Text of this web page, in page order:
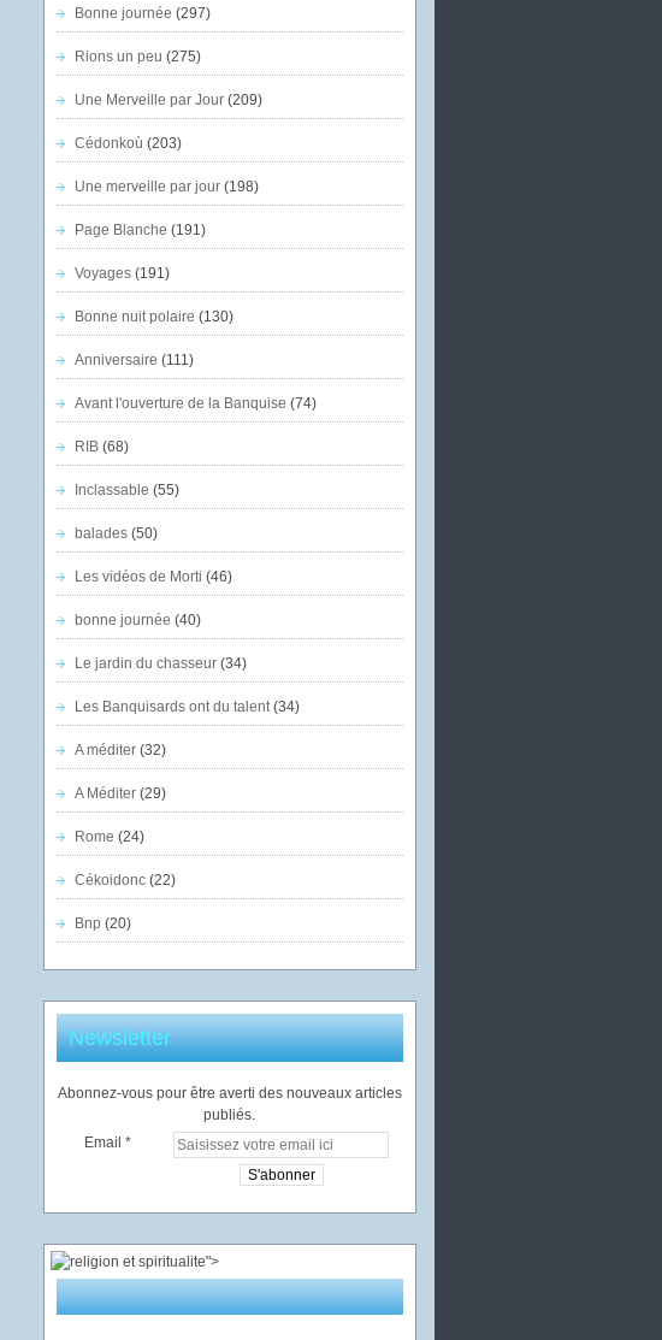
Bonne journée (297)
Rions un peu (275)
Une Merveille par Jour(209)
Cédonkoù (203)
Une merveille par jour(198)
Page Blanche (191)
Voyages(191)
Bonne nuit polaire (130)
Anniversaire (111)
Avant l'ouverture de la Banquise (74)
RIB(68)
Inclassable (55)
balades(50)
Les vidéos de Morti (46)
bonne journée (40)
Le jardin du chasseur(34)
Les Banquisards ont du talent(34)
A méditer(32)
A Méditer(29)
Rome (24)
Cékoidonc(22)
Bnp (20)
Newsletter
Abonnez-vous pour être averti des nouveaux articles
publiés.
Email
">